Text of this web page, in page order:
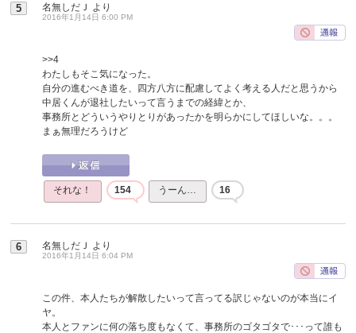
5 名無しだＪ より
2016年1月14日 6:00 PM
>>4
わたしもそこ気になった。
自分の進むべき道を、四方八方に配慮してよく考える人だと思うから
中居くんが退社したいって言うまでの経緯とか、
事務所とどういうやりとりがあったかを明らかにしてほしいな。。。
まぁ無理だろうけど
それな！ 154 うーん… 16
6 名無しだＪ より
2016年1月14日 6:04 PM
この件、本人たちが解散したいって言ってる訳じゃないのが本当にイ
ヤ。
本人とファンに何の落ち度もなくて、事務所のゴタゴタで･･･って誰も